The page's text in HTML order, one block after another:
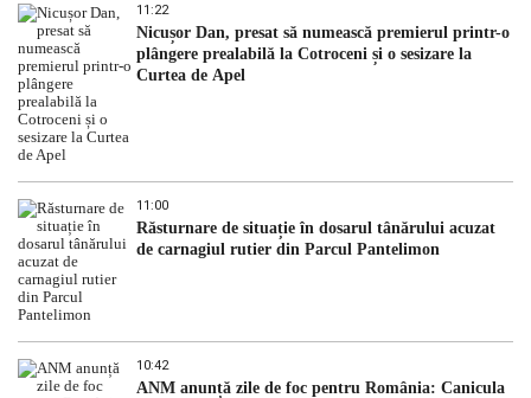
11:22
Nicușor Dan, presat să numească premierul printr-o
plângere prealabilă la Cotroceni și o sesizare la
Curtea de Apel
11:00
Răsturnare de situație în dosarul tânărului acuzat
de carnagiul rutier din Parcul Pantelimon
10:42
ANM anunță zile de foc pentru România: Canicula